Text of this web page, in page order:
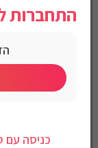
התחברות
כניסה עם
מק"ט:7291044141726
מחיר לחברי